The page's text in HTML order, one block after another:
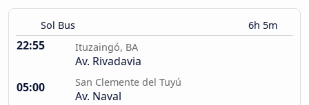
Sol Bus 6h 5m
22:55 Ituzaingó, BA
Av. Rivadavia
05:00
San Clemente del Tuyú
Av. Naval